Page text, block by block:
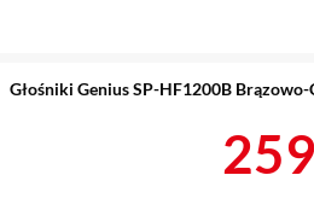
Głośniki Genius SP-HF1200B Brązowo-
259